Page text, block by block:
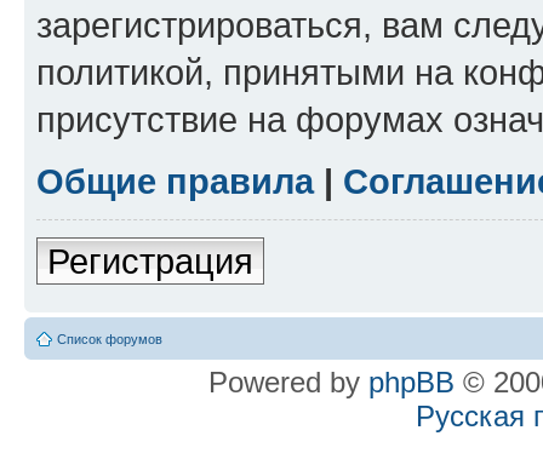
зарегистрироваться, вам
политикой, принятыми на
присутствие на форумах
Общие правила|
Регистрация
Список форумов
Powered by phpBB ©
Русская